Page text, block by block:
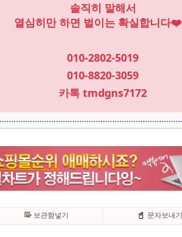
솔직히 말해서
열심히만 하면 벌이는 확실합니다
010-2802-5019
010-8820-3059
카톡 tmdgns7172
보관함넣기 문자보내기